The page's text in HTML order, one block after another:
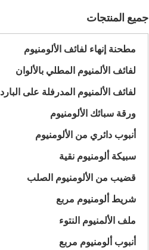
جميع المنتجات
مطحنة إنهاء لفائف الألومنيوم
لفائف الألمنيوم المطلي بالألوان
لفائف الألمنيوم المدرفلة على البارد
ورقة سبائك الألومنيوم
أنبوب دائري من الألومنيوم
سبيكة ألومنيوم نقية
قضيب من الألومنيوم الصلب
شريط ألومنيوم مربع
ملف الألمنيوم النتوء
أنبوب ألومنيوم مربع